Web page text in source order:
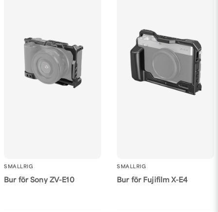
SMALLRIG
Bur för Sony ZV-E10
SMALLRIG
Bur för Fujifilm X-E4